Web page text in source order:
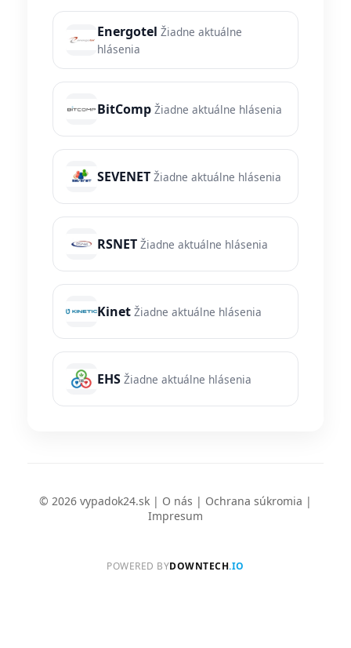
Energotel Žiadne aktuálne
hlásenia
BitComp Žiadne aktuálne hlásenia
SEVENET Žiadne aktuálne hlásenia
RSNET Žiadne aktuálne hlásenia
Kinet Žiadne aktuálne hlásenia
EHS Žiadne aktuálne hlásenia
© 2026 vypadok24.sk | O nás | Ochrana súkromia |
Impresum
POWERED BYDOWNTECH.IO